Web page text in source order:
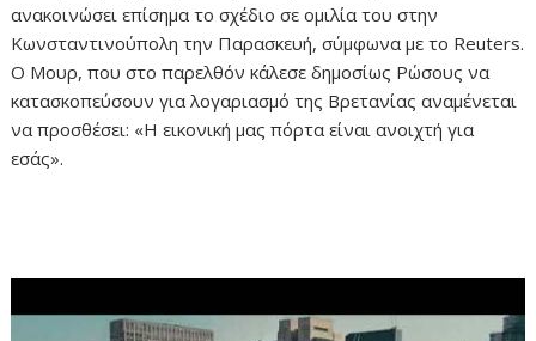
ανακοινώσει επίσημα το σχέδιο σε ομιλία του στην
Κωνσταντινούπολη την Παρασκευή, σύμφωνα με το Reuters.
Ο Mουρ, που στο παρελθόν κάλεσε δημοσίως Ρώσους να
κατασκοπεύσουν για λογαριασμό της Βρετανίας αναμένεται
να προσθέσει: «Η εικονική μας πόρτα είναι ανοιχτή για
εσάς».